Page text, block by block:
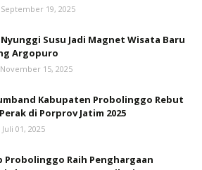
19, 2025
Susu Jadi Magnet Wisata Baru
Argopuro
15, 2025
Kabupaten Probolinggo Rebut
di Porprov Jatim 2025
Juli 01, 2025
Probolinggo Raih Penghargaan